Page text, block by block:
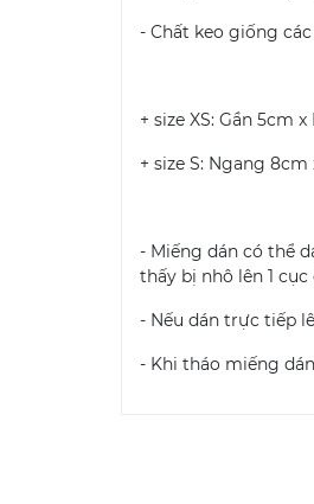
- Chất keo giống
+ size XS: Gần 5cm
+ size S: Ngang
- Miếng dán có thể
thấy bị nhô lên 1 cục
- Nếu dán trực tiếp
- Khi tháo miếng